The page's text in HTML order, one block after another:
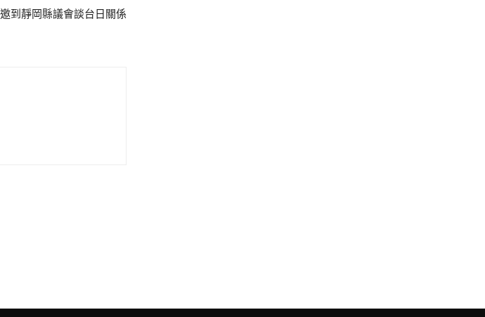
到靜岡縣議會談台日關係